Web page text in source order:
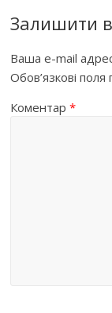
Залишити
Ваша e-mail
Обов’язкові
Коментар*